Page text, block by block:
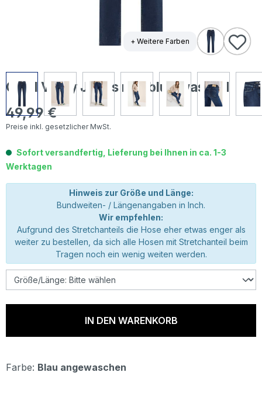
+ Weitere Farben
Cecil Vicky Jeans mid blue washed
Regulärer Preis:
49,99 €
Preise inkl. gesetzlicher MwSt.
Sofort versandfertig, Lieferung bei Ihnen in ca. 1-3
Werktagen
Hinweis zur Größe und Länge:
Bundweiten- / Längenangaben in Inch.
Wir empfehlen:
Aufgrund des Stretchanteils die Hose eher etwas enger als
weiter zu bestellen, da sich alle Hosen mit Stretchanteil beim
Tragen noch ein wenig weiten werden.
IN DEN WARENKORB
Farbe: Blau angewaschen